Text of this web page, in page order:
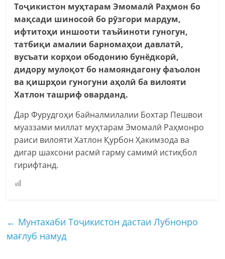
Тоҷикистон муҳтарам Эмомалӣ Раҳмон бо
мақсади шиносоӣ бо рӯзгори мардум,
ифтитоҳи иншооти таъйиноти гуногун,
татбиқи амалии барномаҳои давлатӣ,
вусъати корҳои ободонию бунёдкорӣ,
дидору мулоқот бо намояндагону фаъолон
ва қишрҳои гуногуни аҳолӣ ба вилояти
Хатлон ташриф оварданд.
Дар Фурудгоҳи байналмилалии Бохтар Пешвои
муаззами миллат муҳтарам Эмомалӣ Раҳмонро
раиси вилояти Хатлон Қурбон Ҳакимзода ва
дигар шахсони расмӣ гарму самимӣ истиқбол
гирифтанд.
← Мунтахаби Тоҷикистон дастаи Лубнонро
мағлуб намуд